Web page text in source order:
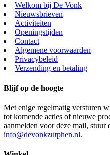
Welkom bij De Vonk
Nieuwsbrieven
Activiteiten
Openingstijden
Contact
Algemene voorwaarden
Privacybeleid
Verzending en betaling
Blijf op de hoogte
Met enige regelmatig versturen
tot komende acties of nieuwe
aanmelden voor deze mail, stuur
info@devonkzutphen.nl.